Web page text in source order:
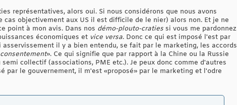
représentatives, alors oui. Si nous considérons que nous avons
objectivement aux US il est difficile de le nier) alors non. Et je ne
point à mon avis. Dans nos démo-plouto-craties si vous me pardonnez
économiques et vice versa. Donc ce qui est imposé l'est par
il y a bien entendu, se fait par le marketing, les accords
». Ce qui signifie que par rapport à la Chine ou la Russie
collectif (associations, PME etc.). Je peux donc comme d'autres
par le gouvernement, il m'est «proposé» par le marketing et l'odre